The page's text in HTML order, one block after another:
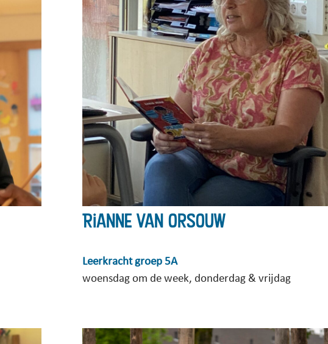
Rianne van Orsouw
Leerkracht groep 5A
woensdag om de week, donderdag & vrijdag